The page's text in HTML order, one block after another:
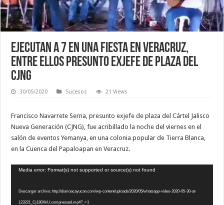
Ejecutan a 7 en una fiesta en Veracruz,
entre ellos presunto exjefe de plaza del
CJNG
30/05/2020 Sucesos 21 Views
Francisco Navarrete Serna, presunto exjefe de plaza del Cártel Jalisco
Nueva Generación (CJNG), fue acribillado la noche del viernes en el
salón de eventos Yemanya, en una colonia popular de Tierra Blanca,
en la Cuenca del Papaloapan en Veracruz.
Reproductor
vídeo
Media error: Format(s) not supported or source(s) not found
Descargar archivo: http://diarioacayucan.com/wp-content/uploads/2020/05/whatsapp-video-2020-05-30-at-
123221_Cj180XkU.compressed.mp4?_=1